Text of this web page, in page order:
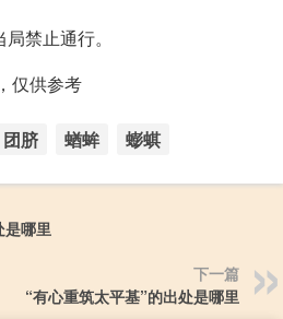
禁止通行。
仅供参考
团脐 蝤蛑 蟛蜞
是哪里
下一篇
“有心重筑太平基”的出处是哪里